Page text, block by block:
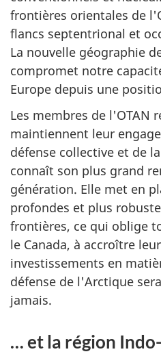
frontières orientales de
flancs septentrional et
La nouvelle géographie
compromet notre
Europe depuis une
Les membres de l'OTAN
maintiennent leur
défense collective et de
connaît son plus grand
génération. Elle met en
profondes et plus
frontières, ce qui oblige
le Canada, à accroître
investissements en
défense de l'Arctique
jamais.
… et la région